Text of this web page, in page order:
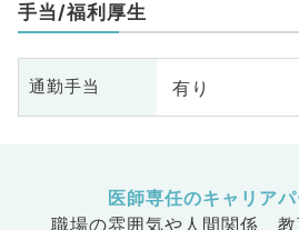
手当/福利厚生
通勤手当 有り
医師専任のキャリア
職場の雰囲気や人間関係、